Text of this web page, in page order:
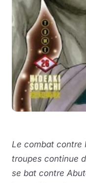
Le combat contre
troupes continue
se bat contre